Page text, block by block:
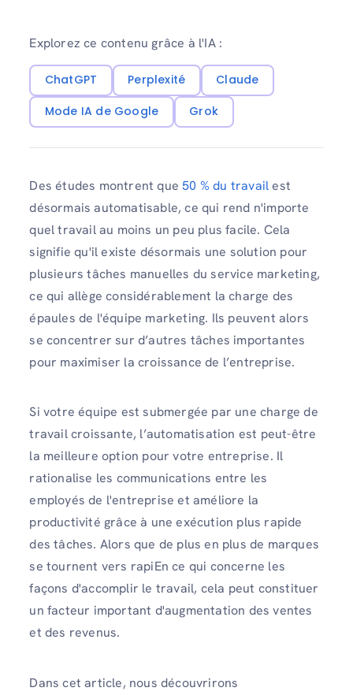
Explorez ce contenu grâce à l'IA :
ChatGPT Perplexité
Claude
Mode IA de Google
Grok
Des études montrent que50 % du travailest
désormais automatisable, ce qui rend n'importe
quel travail au moins un peu plus facile. Cela
signifie qu'il existe désormais une solution pour
plusieurs tâches manuelles du service marketing,
ce qui allège considérablement la charge des
épaules de l'équipe marketing. Ils peuvent alors
se concentrer sur d’autres tâches importantes
pour maximiser la croissance de l’entreprise.
Si votre équipe est submergée par une charge de
travail croissante, l’automatisation est peut-être
la meilleure option pour votre entreprise. Il
rationalise les communications entre les
employés de l'entreprise et améliore la
productivité grâce à une exécution plus rapide
des tâches. Alors que de plus en plus de marques
se tournent vers rapiEn ce qui concerne les
façons d'accomplir le travail, cela peut constituer
un facteur important d'augmentation des ventes
et des revenus.
Dans cet article, nous découvrirons